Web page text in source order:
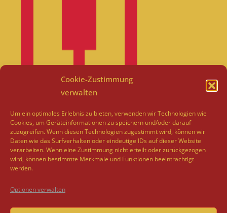
Cookie-Zustimmung
verwalten
Um ein optimales Erlebnis zu bieten, verwenden wir Technologien wie
Cookies, um Geräteinformationen zu speichern und/oder darauf
zuzugreifen. Wenn diesen Technologien zugestimmt wird, können wir
Daten wie das Surfverhalten oder eindeutige IDs auf dieser Website
verarbeiten. Wenn eine Zustimmung nicht erteilt oder zurückgezogen
wird, können bestimmte Merkmale und Funktionen beeinträchtigt
werden.
Optionen verwalten